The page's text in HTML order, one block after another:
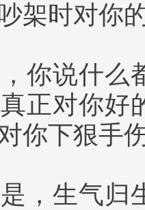
架时对你
你说什么
正对你好
你下狠手
，生气归